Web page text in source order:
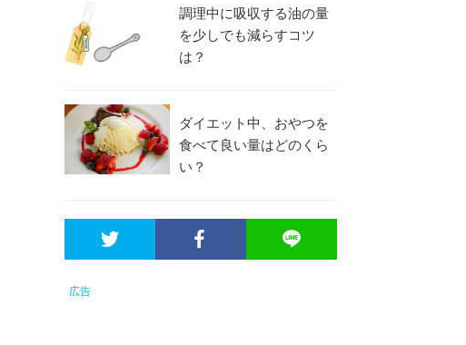
調理中に吸収する油の量
を少しでも減らすコツ
は？
ダイエット中、おやつを
食べて良い量はどのくら
い？